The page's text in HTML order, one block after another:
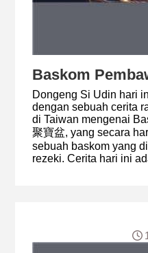
Baskom
Dongeng Si Udin hari
dengan sebuah cerita
di Taiwan mengenai
聚寶盆, yang secara
sebuah baskom yang
rezeki. Cerita hari ini adalah tentang sepasang